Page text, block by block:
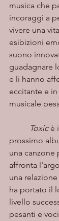
musica che
incoraggi a
vivere una
esibizioni
suono
guadagnare
e li hanno
eccitante e in
musicale
Toxic è
prossimo
una canzone
affronta
una
ha portato il
livello
pesanti e